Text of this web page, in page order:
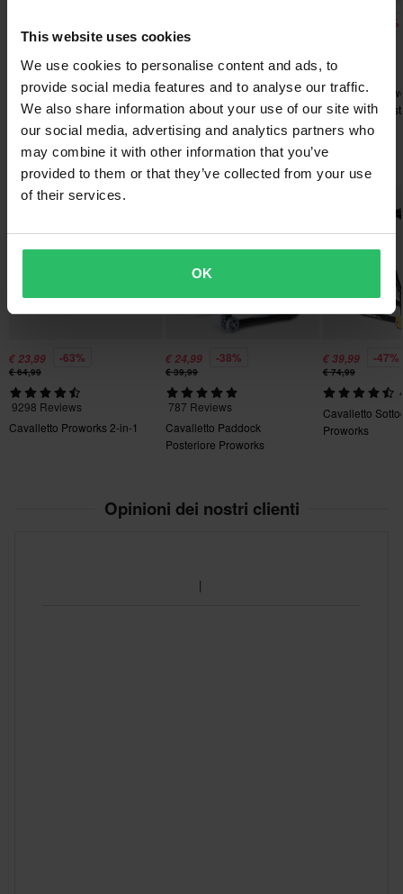
This website uses cookies
We use cookies to personalise content and ads, to
provide social media features and to analyse our traffic.
We also share information about your use of our site with
our social media, advertising and analytics partners who
may combine it with other information that you’ve
provided to them or that they’ve collected from your use
of their services.
OK
Hai il diritto di restituire il tuo ordine entro 60 giorni. Si applicano
delle spese per il reso. *Il diritto di reso non si applica ai prodotti
personalizzati o realizzati su ordinazione. Consulta lasezione
Servizio Clientiper ulteriori dettagli e condizioni..
Send
€ 64,99
9298 Reviews
Cavalletto Proworks 2-in-1
€ 324,99
49 Reviews
Racing Line D3 Nere
-54%
9298 Reviews
Cavalletto
Anteriore e
I più popolari in Cavalletti Moto
Prezzo pazzesco!
€ 23,99 -63%
€ 64,99
9298 Reviews
Cavalletto Proworks 2-in-1
€ 24,99 -38%
€ 39,99
787 Reviews
Cavalletto Paddock
Posteriore Proworks
€ 39,99 -47%
€ 74,99
Cavalletto
Proworks
Opinioni dei nostri clienti